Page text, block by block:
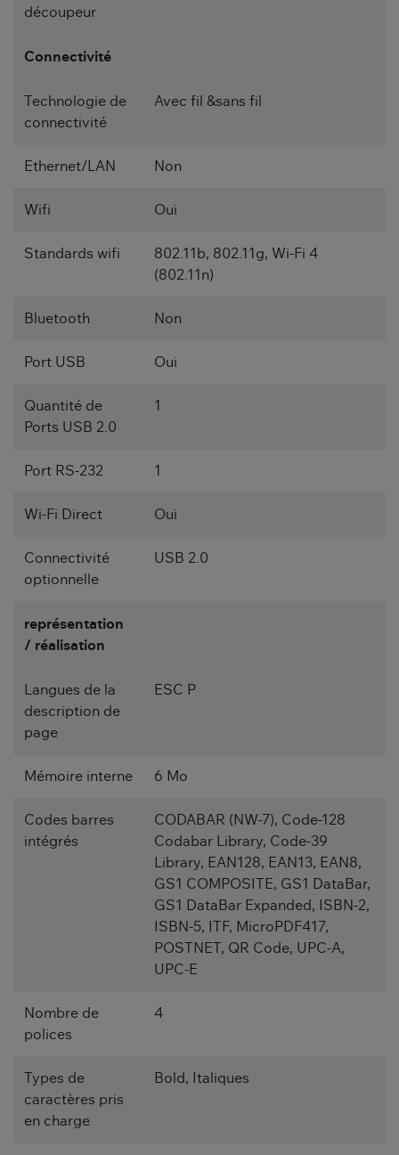
découpeur
Connectivité
Technologie de
connectivité
Avec fil &sans fil
Ethernet/LAN Non
Wifi Oui
Standards wifi
802.11b, 802.11g, Wi-Fi 4
(802.11n)
Bluetooth Non
Port USB Oui
Quantité de
Ports USB 2.0
1
Port RS-232 1
Wi-Fi Direct Oui
Connectivité
optionnelle
USB 2.0
représentation
/ réalisation
Langues de la
description de
page
ESC P
Mémoire interne 6 Mo
Codes barres
intégrés
CODABAR (NW-7), Code-128
Codabar Library, Code-39
Library, EAN128, EAN13, EAN8,
GS1 COMPOSITE, GS1 DataBar,
GS1 DataBar Expanded, ISBN-2,
ISBN-5, ITF, MicroPDF417,
POSTNET, QR Code, UPC-A,
UPC-E
Nombre de
polices
4
Types de
caractères pris
en charge
Bold, Italiques